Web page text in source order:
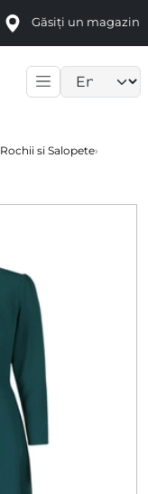
Găsiți un magazin
Rochii si Salopete›